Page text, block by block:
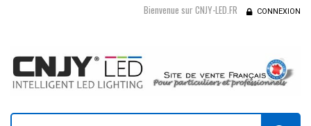
Bienvenue sur CNJY-LED.FR CONNEXION